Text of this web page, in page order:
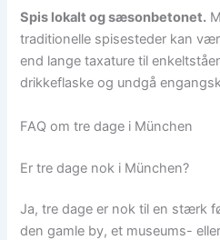
Spis lokalt og sæsonbetonet.
traditionelle spisesteder kan
end lange taxature til
drikkeflaske og undgå
FAQ om tre dage i München
Er tre dage nok i München?
Ja, tre dage er nok til en stærk
den gamle by, et museums-